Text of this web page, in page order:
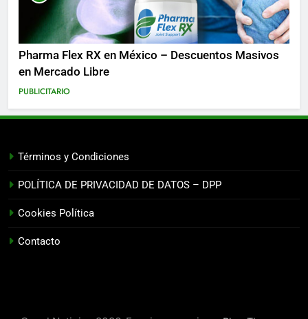
Pharma Flex RX en México – Descuentos Masivos
en Mercado Libre
PUBLICITARIO
Términos y Condiciones
POLÍTICA DE PRIVACIDAD DE DATOS – DPP
Cookies Política
Contacto